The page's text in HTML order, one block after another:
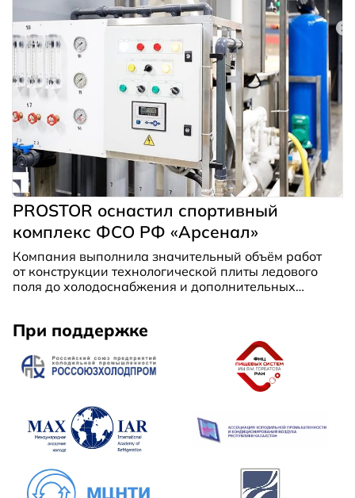
PROSTOR оснастил спортивный
комплекс ФСО РФ «Арсенал»
Компания выполнила значительный объём работ
от конструкции технологической плиты ледового
поля до холодоснабжения и дополнительных
При поддержке